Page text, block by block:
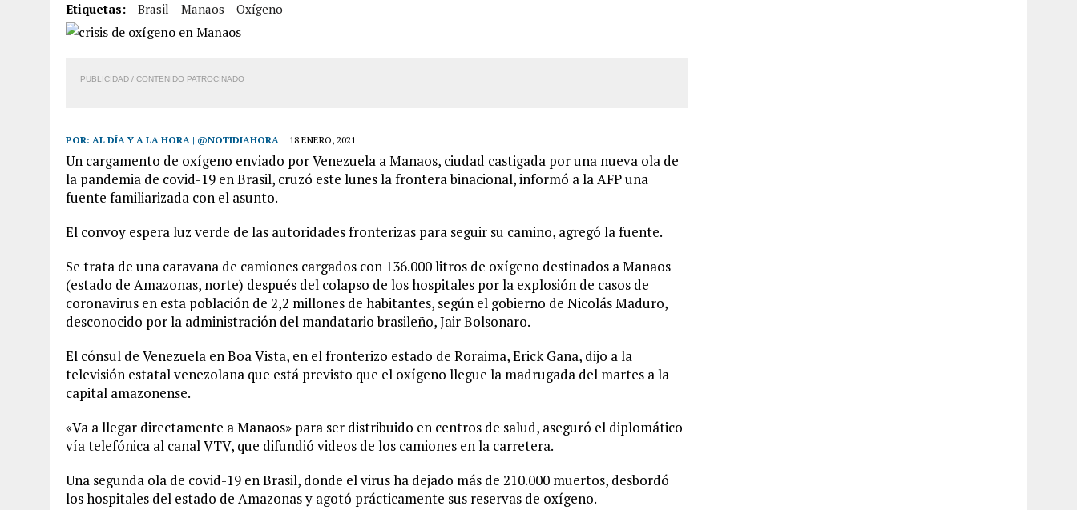
CONMOCIÓN EN COLORADO POR ASESINATO DE UNA ADOLESCENTE VENEZOLANA EN REUNIÓN CON AMIGOS
Etiquetas: Brasil Manaos Oxígeno
PUBLICIDAD / CONTENIDO PATROCINADO
POR: AL DÍA Y A LA HORA | @NOTIDIAHORA 18 ENERO, 2021
Un cargamento de oxígeno enviado por Venezuela a Manaos, ciudad castigada por una nueva ola de
la pandemia de covid-19 en Brasil, cruzó este lunes la frontera binacional, informó a la AFP una
fuente familiarizada con el asunto.
El convoy espera luz verde de las autoridades fronterizas para seguir su camino, agregó la fuente.
Se trata de una caravana de camiones cargados con 136.000 litros de oxígeno destinados a Manaos
(estado de Amazonas, norte) después del colapso de los hospitales por la explosión de casos de
coronavirus en esta población de 2,2 millones de habitantes, según el gobierno de Nicolás Maduro,
desconocido por la administración del mandatario brasileño, Jair Bolsonaro.
El cónsul de Venezuela en Boa Vista, en el fronterizo estado de Roraima, Erick Gana, dijo a la
televisión estatal venezolana que está previsto que el oxígeno llegue la madrugada del martes a la
capital amazonense.
«Va a llegar directamente a Manaos» para ser distribuido en centros de salud, aseguró el diplomático
vía telefónica al canal VTV, que difundió videos de los camiones en la carretera.
Una segunda ola de covid-19 en Brasil, donde el virus ha dejado más de 210.000 muertos, desbordó
los hospitales del estado de Amazonas y agotó prácticamente sus reservas de oxígeno.